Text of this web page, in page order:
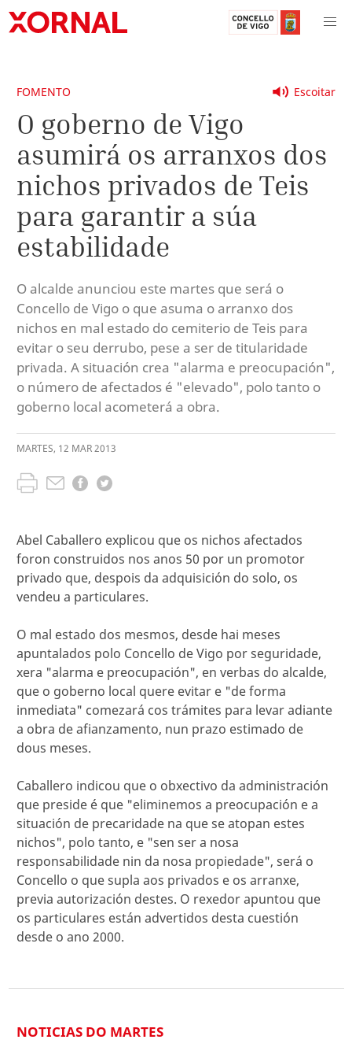
Escoitar
FOMENTO
O goberno de Vigo
asumirá os arranxos dos
nichos privados de Teis
para garantir a súa
estabilidade
O alcalde anunciou este martes que será o
Concello de Vigo o que asuma o arranxo dos
nichos en mal estado do cemiterio de Teis para
evitar o seu derrubo, pese a ser de titularidade
privada. A situación crea "alarma e preocupación",
o número de afectados é "elevado", polo tanto o
goberno local acometerá a obra.
MARTES, 12 MAR2013
Abel Caballero explicou que os nichos afectados
foron construidos nos anos 50 por un promotor
privado que, despois da adquisición do solo, os
vendeu a particulares.
O mal estado dos mesmos, desde hai meses
apuntalados polo Concello de Vigo por seguridade,
xera "alarma e preocupación", en verbas do alcalde,
que o goberno local quere evitar e "de forma
inmediata" comezará cos trámites para levar adiante
a obra de afianzamento, nun prazo estimado de
dous meses.
Caballero indicou que o obxectivo da administración
que preside é que "eliminemos a preocupación e a
situación de precaridade na que se atopan estes
nichos", polo tanto, e "sen ser a nosa
responsabilidade nin da nosa propiedade", será o
Concello o que supla aos privados e os arranxe,
previa autorización destes. O rexedor apuntou que
os particulares están advertidos desta cuestión
desde o ano 2000.
NOTICIAS DO MARTES